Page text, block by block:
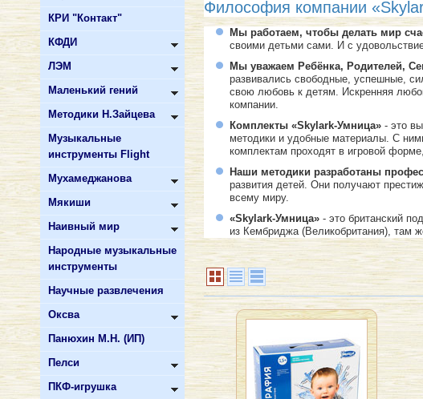
КРИ "Контакт"
КФДИ
ЛЭМ
Маленький гений
Методики Н.Зайцева
Музыкальные
инструменты Flight
Мухамеджанова
Мякиши
Наивный мир
Народные музыкальные
инструменты
Научные развлечения
Оксва
Панюхин М.Н. (ИП)
Пелси
ПКФ-игрушка
Философия компании
Мы работаем, чтобы делать мир
своими детьми сами. И с
Мы уважаем Ребёнка, Родителей,
развивались свободные, успешные,
свою любовь к детям. Искренняя
компании.
Комплекты «Skylark-Умница» - это
методики и удобные материалы. С
комплектам проходят в игровой
Наши методики разработаны
развития детей. Они получают
всему миру.
«Skylark-Умница» - это британский
из Кембриджа (Великобритания), там